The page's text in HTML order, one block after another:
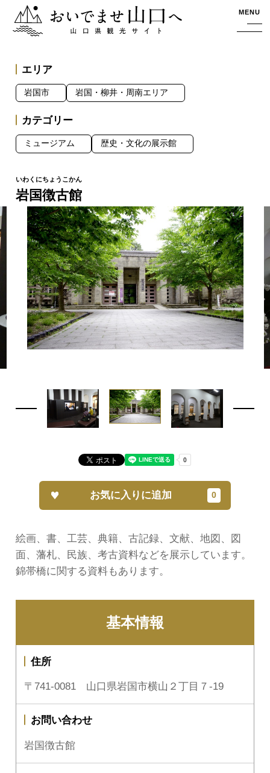
おいでませ山口へー山口県観光サイト MENU
岩国徴古館
絵画、書、工芸、典籍、古記録、文献、地図、図
面、藩札、民族、考古資料などを展示しています。
錦帯橋に関する資料もあります。
お気に入りに追加
エリア
岩国市 岩国・柳井・周南エリア
カテゴリー
ミュージアム 歴史・文化の展示館
基本情報
住所
〒741-0081 山口県岩国市横山２丁目７-19
お問い合わせ
岩国徴古館